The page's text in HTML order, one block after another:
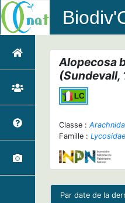
Alopecosa
(Sundevall,
Classe : Arachnida
Famille : Lycosidae
Par date de la